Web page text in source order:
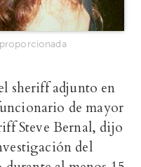
sheriff adjunto en
de mayor
Steve Bernal, dijo
del